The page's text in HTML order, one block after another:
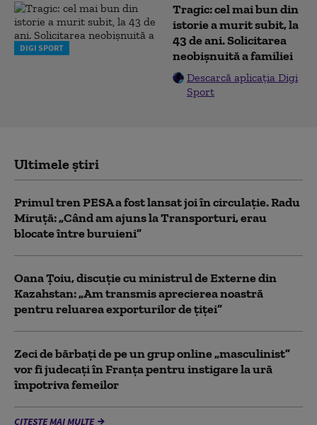
DIGI SPORT
Tragic: cel mai bun din
istorie a murit subit, la
43 de ani. Solicitarea
neobișnuită a familiei
Descarcă aplicația Digi
Sport
Ultimele știri
Primul tren PESA a fost lansat joi în circulație. Radu
Miruță: „Când am ajuns la Transporturi, erau
blocate între buruieni”
Oana Țoiu, discuție cu ministrul de Externe din
Kazahstan: „Am transmis aprecierea noastră
pentru reluarea exporturilor de țiței”
Zeci de bărbați de pe un grup online „masculinist”
vor fi judecați în Franța pentru instigare la ură
împotriva femeilor
CITEȘTE MAI MULTE